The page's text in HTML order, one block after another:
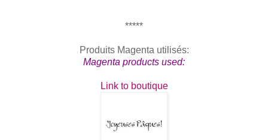
*****
Produits Magenta utilisés:
Magenta products used:
Link to boutique